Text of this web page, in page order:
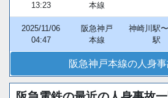
13:23
本線
2025/11/06
04:47
阪急神戸
本線
神崎川駅
駅
阪急神戸本線の人身